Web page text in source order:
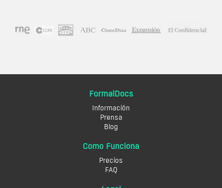
FormalDocs
Información
Prensa
Blog
Como Funciona
Precios
FAQ